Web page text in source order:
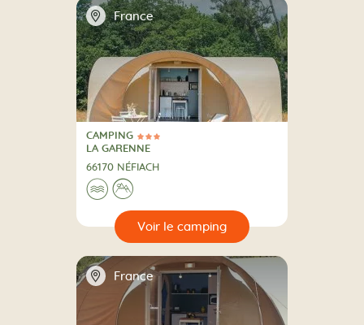
📍 France
3 Étoiles
CAMPING
CAMPING
LA GARENNE
66170 NÉFIACH
Au bord de l'eau
🌊A la montagne
⛰
📍 France